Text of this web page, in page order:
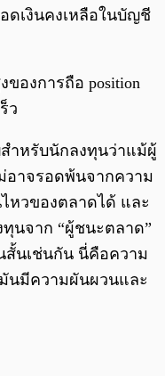
ดเงินคงเหลือในบัญชี
องการถือ position
ว
ำหรับนักลงทุนว่าแม้ผู้
อาจรอดพ้นจากความ
ไหวของตลาดได้ และ
นจาก “ผู้ชนะตลาด”
สั้นเช่นกัน นี่คือความ
นมีความผันผวนและ